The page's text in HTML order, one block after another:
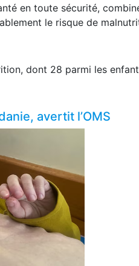
en toute sécurité,
le risque de
dont 28 parmi les
avertit l’OMS